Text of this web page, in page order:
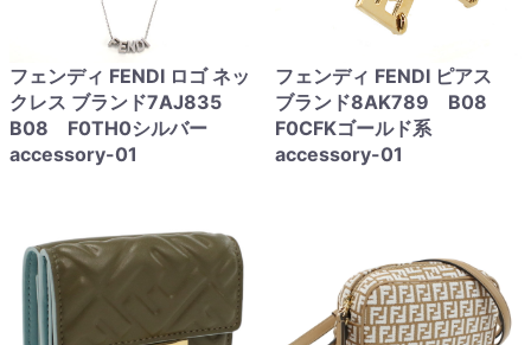
フェンディ FENDI ロゴ ネッ
クレス ブランド7AJ835
B08 F0TH0シルバー
accessory-01
フェンディ FENDI ピアス
ブランド8AK789 B08
F0CFKゴールド系
accessory-01